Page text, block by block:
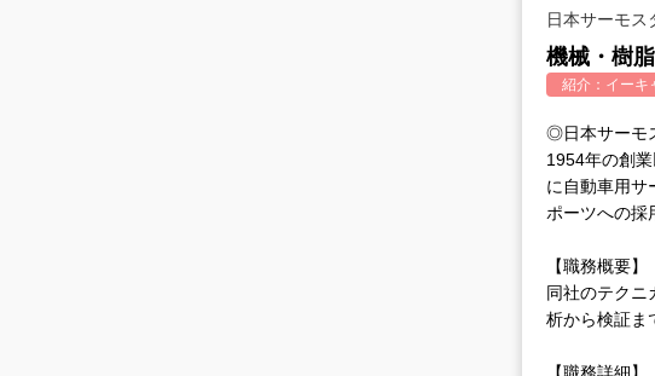
日本サーモス
機械・樹
紹介： イーキ
◎日本サーモ
1954年の創
に自動車用サ
ポーツへの採
【職務概要】
同社のテクニ
析から検証ま
【職務詳細】